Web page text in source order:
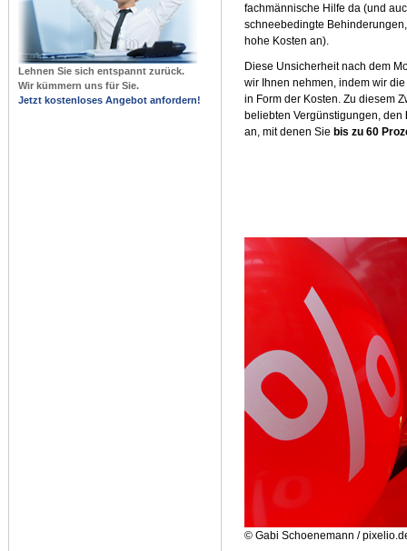
Lehnen Sie sich entspannt zurück.
Wir kümmern uns für Sie.
Jetzt kostenloses Angebot anfordern!
fachmännische Hilfe da (und
schneebedingte
hohe Kosten an).
Diese Unsicherheit nach dem
wir Ihnen nehmen, indem wir
in Form der Kosten. Zu diesem
beliebten Vergünstigungen, den
an, mit denen Sie bis zu 60
© Gabi Schoenemann /